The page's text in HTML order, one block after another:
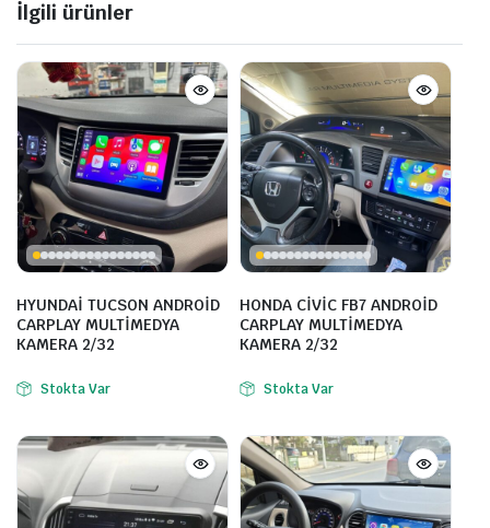
İlgili ürünler
HYUNDAİ TUCSON ANDROİD
CARPLAY MULTİMEDYA
KAMERA 2/32
Stokta Var
HONDA CİVİC FB7 ANDROİD
CARPLAY MULTİMEDYA
KAMERA 2/32
Stokta Var